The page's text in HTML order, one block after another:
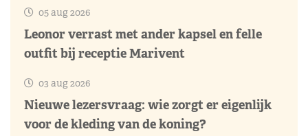
05 aug 2026
Leonor verrast met ander kapsel en felle
outfit bij receptie Marivent
03 aug 2026
Nieuwe lezersvraag: wie zorgt er eigenlijk
voor de kleding van de koning?